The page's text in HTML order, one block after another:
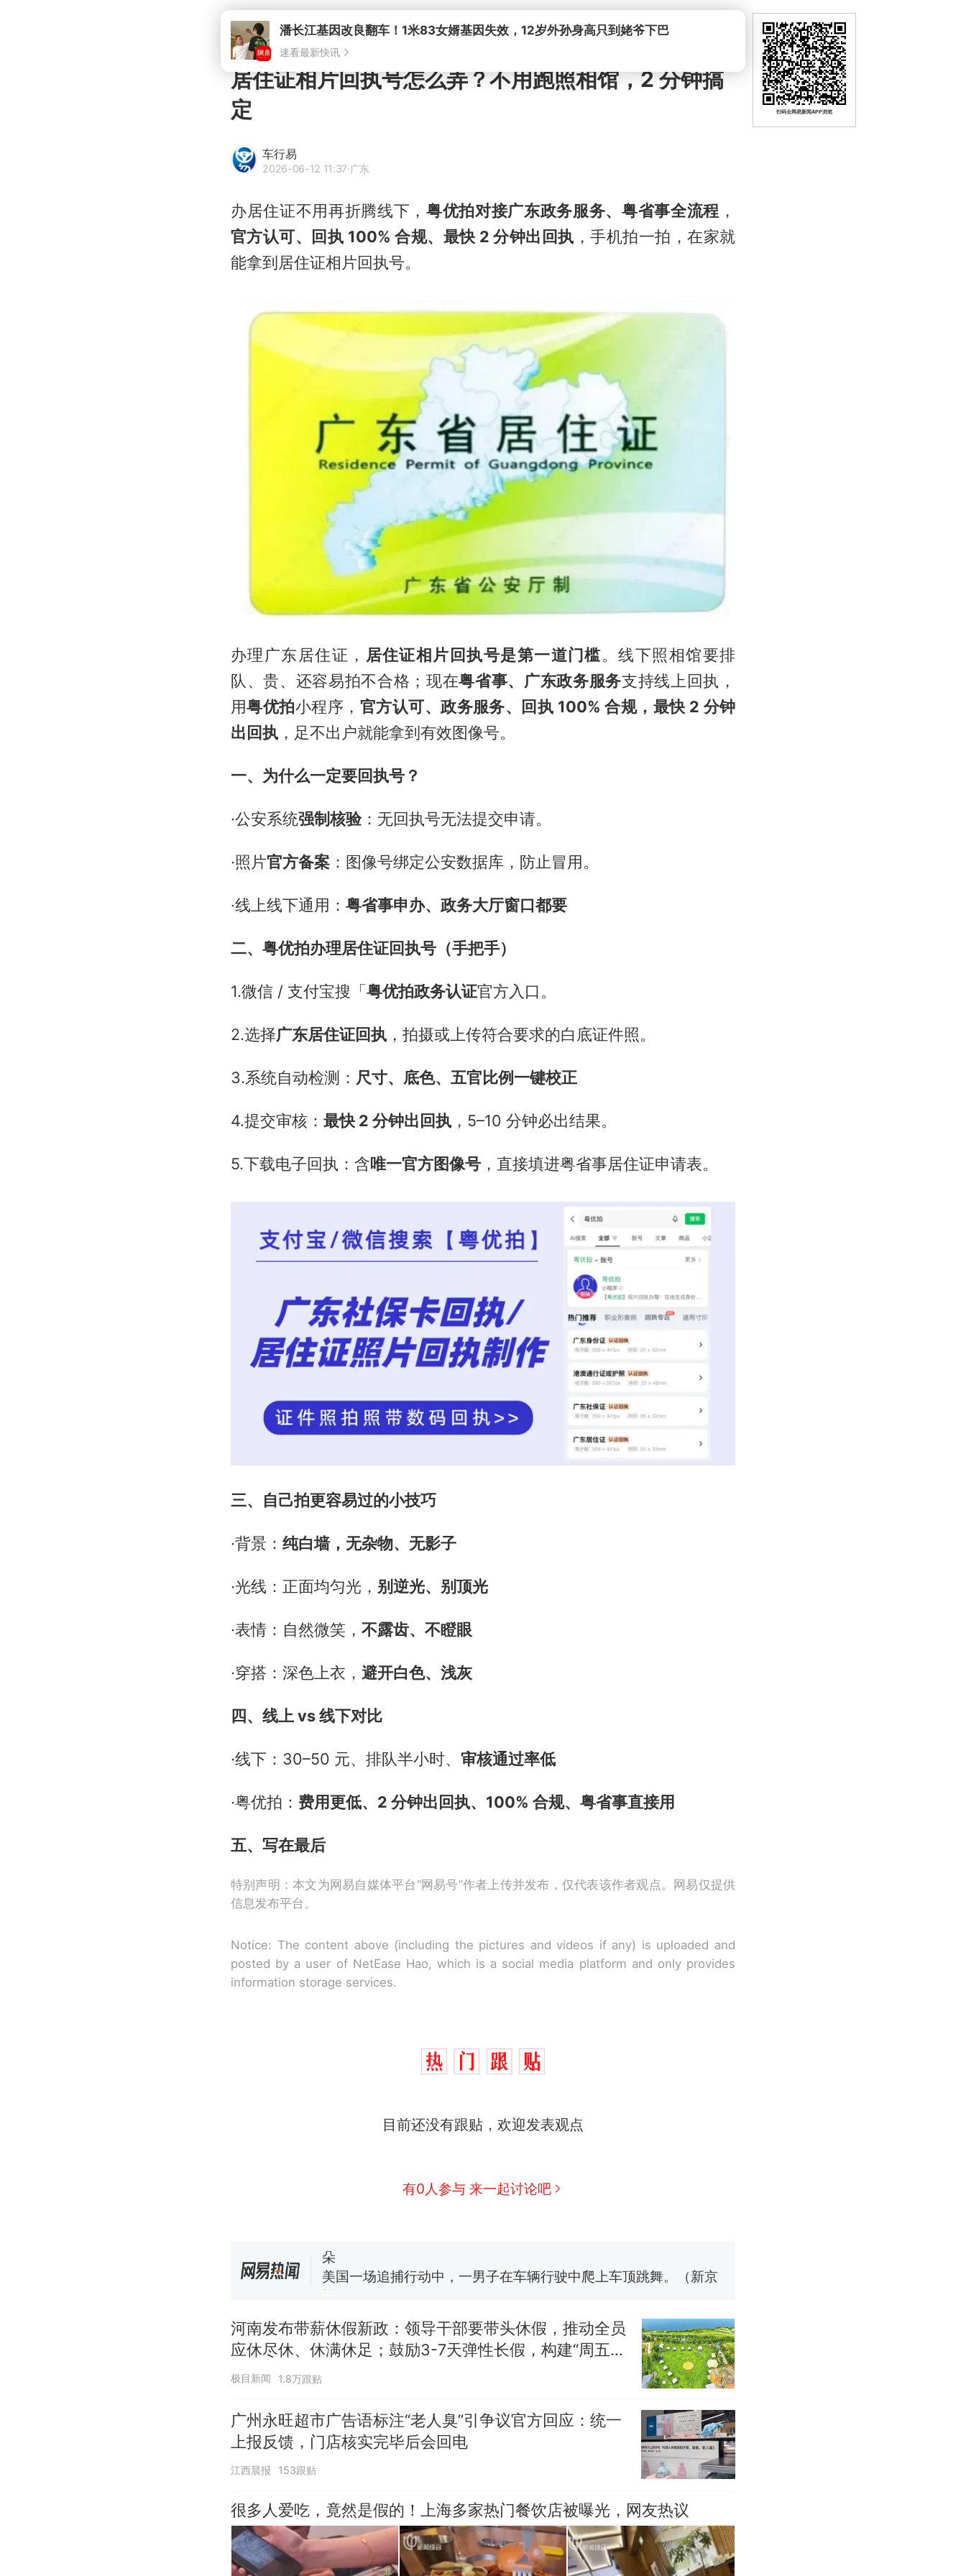
潘长江基因改良翻车！1米83女婿基因失效，12岁外孙身高只到姥爷下巴
速看最新快讯
居住证相片回执号怎么弄？不用跑照相馆，2 分钟搞
定
车行易
2026-06-12 11:37·广东
办居住证不用再折腾线下， 粤优拍对接广东政务服务、粤省事全流程 ，
官方认可、回执 100% 合规、最快 2 分钟出回执 ，手机拍一拍，在家就
能拿到居住证相片回执号。
办理广东居住证， 居住证相片回执号是第一道门槛。线下照相馆要排
队、贵、还容易拍不合格；现在粤省事、广东政务服务支持线上回执，
用粤优拍小程序， 官方认可、政务服务、回执 100% 合规，最快 2 分钟
出回执 ，足不出户就能拿到有效图像号。
一、为什么一定要回执号？
·公安系统强制核验：无回执号无法提交申请。
·照片官方备案 ：图像号绑定公安数据库，防止冒用。
·线上线下通用： 粤省事申办、政务大厅窗口都要
二、粤优拍办理居住证回执号（手把手）
1.微信 / 支付宝搜「粤优拍政务认证官方入口。
2.选择广东居住证回执 ，拍摄或上传符合要求的白底证件照。
3.系统自动检测： 尺寸、底色、五官比例一键校正
4.提交审核： 最快 2 分钟出回执 ，5–10 分钟必出结果。
5.下载电子回执：含唯一官方图像号 ，直接填进粤省事居住证申请表。
三、自己拍更容易过的小技巧
·背景： 纯白墙，无杂物、无影子
·光线：正面均匀光， 别逆光、别顶光
·表情：自然微笑， 不露齿、不瞪眼
·穿搭：深色上衣， 避开白色、浅灰
四、线上 vs 线下对比
·线下：30–50 元、排队半小时、 审核通过率低
·粤优拍： 费用更低、2 分钟出回执、100% 合规、粤省事直接用
五、写在最后
特别声明：本文为网易自媒体平台“网易号”作者上传并发布，仅代表该作者观点。网易仅提供
信息发布平台。
Notice: The content above (including the pictures and videos if any) is uploaded and
posted by a user of NetEase Hao, which is a social media platform and only provides
information storage services.
目前还没有跟贴，欢迎发表观点
有0人参与 来一起讨论吧
费大厨“全国小炒肉大王”称号，仅凭视频评出？中国烹饪协会回
美国一场追捕行动中，一男子在车辆行驶中爬上车顶跳舞。（新京
报）
美国渔民钓获鲨鱼徒手将其拽回大海 目击者直呼震惊 （视频来源：
参考消息）
西班牙飞地休达边境，摩洛哥士兵搬起大石块投向移民引争议，
河南发布带薪休假新政：领导干部要带头休假，推动全员
应休尽休、休满休足；鼓励3-7天弹性长假，构建“周五半
天+周末+年假”短途度假模式
极目新闻 1.8万跟贴
广州永旺超市广告语标注“老人臭”引争议官方回应：统一
上报反馈，门店核实完毕后会回电
江西晨报 153跟贴
很多人爱吃，竟然是假的！上海多家热门餐饮店被曝光，网友热议
扫码去网易新闻APP浏览